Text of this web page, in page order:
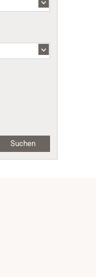
Suchen